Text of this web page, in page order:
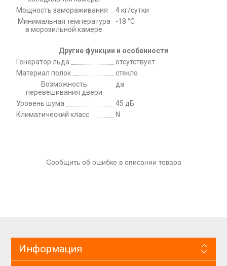
Мощность замораживания
4 кг/сутки
Минимальная температура
в морозильной камере
-18 °C
Другие функции и особенности
Генератор льда
отсутствует
Материал полок
стекло
Возможность
перевешивания двери
да
Уровень шума
45 дБ
Климатический класс
N
Сообщить об ошибке в описании товара
Информация